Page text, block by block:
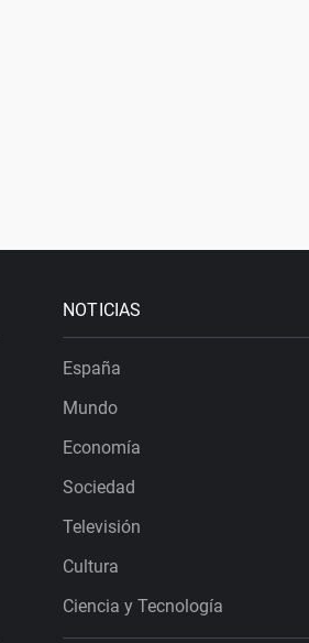
NOTICIAS
España
Mundo
Economía
Sociedad
Televisión
Cultura
Ciencia y Tecnología